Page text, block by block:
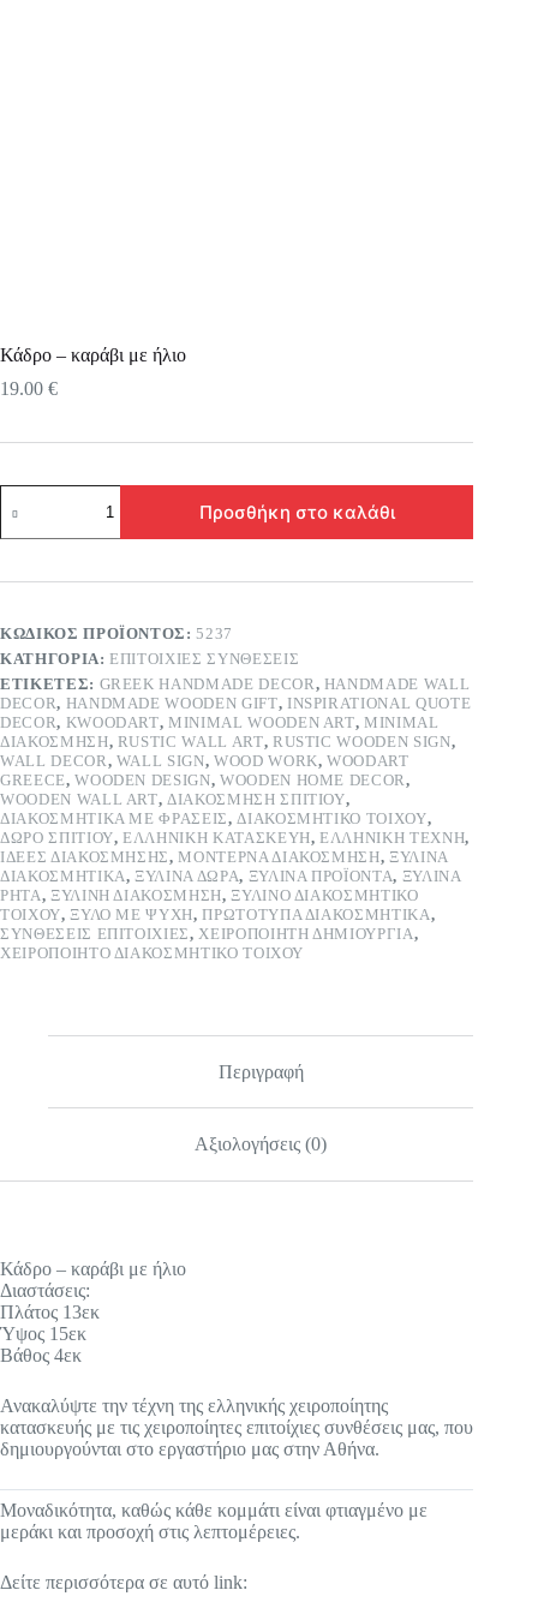
Κάδρο – καράβι με ήλιο
19.00 €
καράβι
Προσθήκη στο καλάθι
ΚΩΔΙΚΌΣ ΠΡΟΪΌΝΤΟΣ:5237
ΚΑΤΗΓΟΡΊΑ:ΕΠΙΤΟΊΧΙΕΣ ΣΥΝΘΈΣΕΙΣ
ΕΤΙΚΈΤΕΣ: GREEK HANDMADE DECOR , HANDMADE WALL
DECOR, HANDMADE WOODEN GIFT, INSPIRATIONAL QUOTE
DECOR, KWOODART,MINIMAL WOODEN ART,MINIMAL
ΔΙΑΚΌΣΜΗΣΗ, RUSTIC WALL ART, RUSTIC WOODEN SIGN,
WALL DECOR , WALL SIGN, WOOD WORK,WOODART
GREECE,WOODEN DESIGN, WOODEN HOME DECOR,
WOODEN WALL ART, ΔΙΑΚΌΣΜΗΣΗ ΣΠΙΤΙΟΎ,
ΔΙΑΚΟΣΜΗΤΙΚΆ ΜΕ ΦΡΆΣΕΙΣ, ΔΙΑΚΟΣΜΗΤΙΚΌ ΤΟΊΧΟΥ,
ΔΏΡΟ ΣΠΙΤΙΟΎ,ΕΛΛΗΝΙΚΉ ΚΑΤΑΣΚΕΥΉ,ΕΛΛΗΝΙΚΉ ΤΈΧΝΗ,
ΙΔΈΕΣ ΔΙΑΚΌΣΜΗΣΗΣ,ΜΟΝΤΈΡΝΑ ΔΙΑΚΌΣΜΗΣΗ,ΞΎΛΙΝΑ
ΔΙΑΚΟΣΜΗΤΙΚΆ,ΞΎΛΙΝΑ ΔΏΡΑ, ΞΎΛΙΝΑ ΠΡΟΪΌΝΤΑ, ΞΎΛΙΝΑ
ΡΗΤΆ, ΞΎΛΙΝΗ ΔΙΑΚΌΣΜΗΣΗ,ΞΎΛΙΝΟ ΔΙΑΚΟΣΜΗΤΙΚΌ
ΤΟΊΧΟΥ,ΞΎΛΟ ΜΕ ΨΥΧΉ,ΠΡΩΤΌΤΥΠΑ ΔΙΑΚΟΣΜΗΤΙΚΆ,
ΣΥΝΘΈΣΕΙΣ ΕΠΙΤΟΊΧΙΕΣ, ΧΕΙΡΟΠΟΊΗΤΗ ΔΗΜΙΟΥΡΓΊΑ,
ΧΕΙΡΟΠΟΊΗΤΟ ΔΙΑΚΟΣΜΗΤΙΚΌ ΤΟΊΧΟΥ
Περιγραφή
Αξιολογήσεις (0)
Κάδρο – καράβι με ήλιο
Διαστάσεις:
Πλάτος 13εκ
Ύψος 15εκ
Βάθος 4εκ
Ανακαλύψτε την τέχνη της ελληνικής χειροποίητης
κατασκευής με τις χειροποίητες επιτοίχιες συνθέσεις μας, που
δημιουργούνται στο εργαστήριο μας στην Αθήνα.
Μοναδικότητα, καθώς κάθε κομμάτι είναι φτιαγμένο με
μεράκι και προσοχή στις λεπτομέρειες.
Δείτε περισσότερα σε αυτό link: